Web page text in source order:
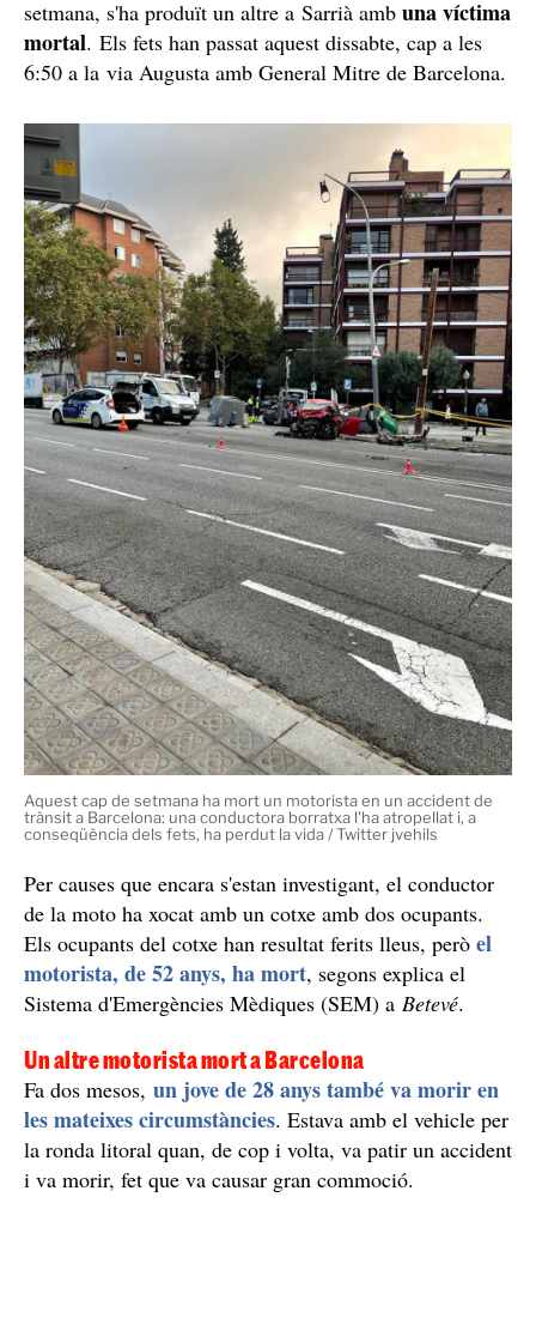
setmana, s'ha produït un altre a Sarrià amb una víctima
mortal. Els fets han passat aquest dissabte, cap a les
6:50 a la via Augusta amb General Mitre de Barcelona.
Aquest cap de setmana ha mort un motorista en un accident de
trànsit a Barcelona: una conductora borratxa l'ha atropellat i, a
conseqüència dels fets, ha perdut la vida / Twitter jvehils
Per causes que encara s'estan investigant, el conductor
de la moto ha xocat amb un cotxe amb dos ocupants.
Els ocupants del cotxe han resultat ferits lleus, però el
motorista, de 52 anys, ha mort, segons explica el
Sistema d'Emergències Mèdiques (SEM) a Betevé.
Un altre motorista mort a Barcelona
Fa dos mesos, un jove de 28 anys també va morir en
les mateixes circumstàncies. Estava amb el vehicle per
la ronda litoral quan, de cop i volta, va patir un accident
i va morir, fet que va causar gran commoció.